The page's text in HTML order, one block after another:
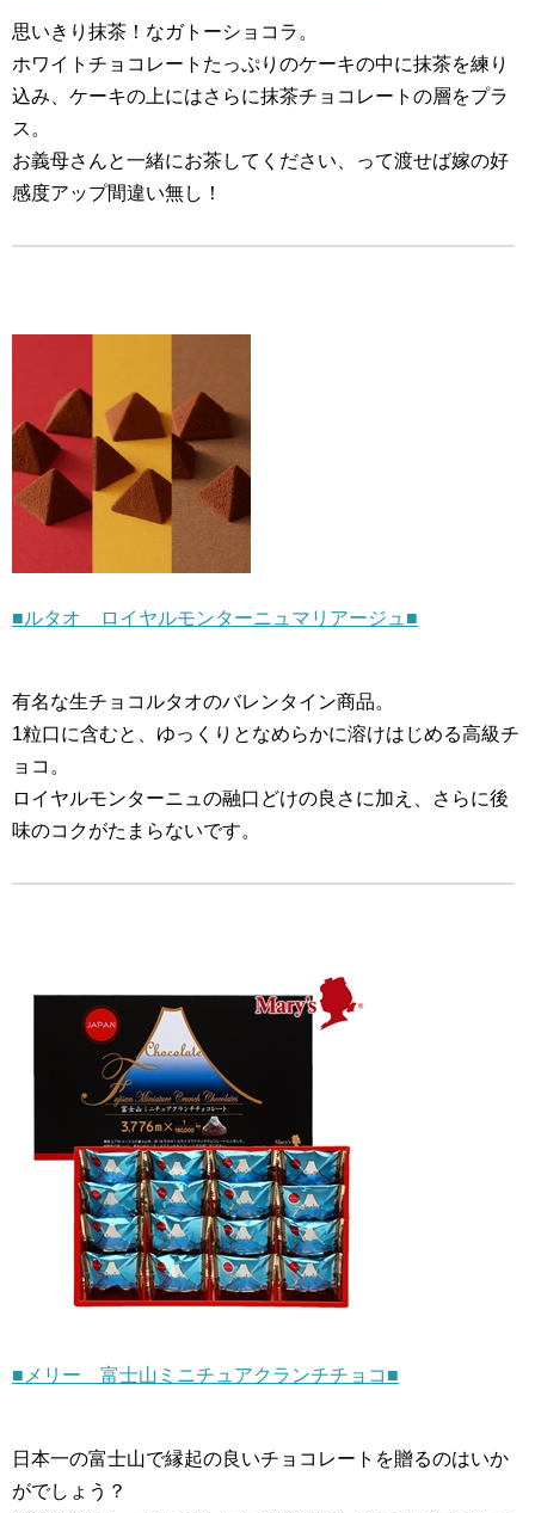
思いきり抹茶！なガトーショコラ。
ホワイトチョコレートたっぷりのケーキの中に抹茶を練り
込み、ケーキの上にはさらに抹茶チョコレートの層をプラ
ス。
お義母さんと一緒にお茶してください、って渡せば嫁の好
感度アップ間違い無し！
■ルタオ ロイヤルモンターニュマリアージュ■
有名な生チョコルタオのバレンタイン商品。
1粒口に含むと、ゆっくりとなめらかに溶けはじめる高級チ
ョコ。
ロイヤルモンターニュの融口どけの良さに加え、さらに後
味のコクがたまらないです。
■メリー 富士山ミニチュアクランチチョコ■
日本一の富士山で縁起の良いチョコレートを贈るのはいか
がでしょう？